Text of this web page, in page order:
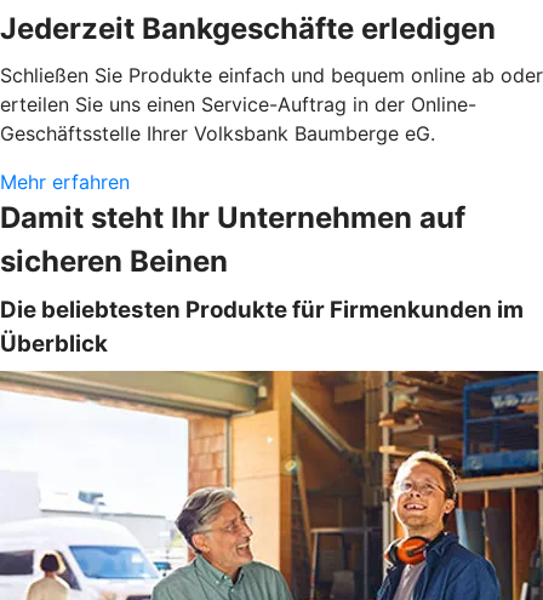
Jederzeit Bankgeschäfte erledigen
Schließen Sie Produkte einfach und bequem online ab oder
erteilen Sie uns einen Service-Auftrag in der Online-
Geschäftsstelle Ihrer Volksbank Baumberge eG.
Mehr erfahren
Damit steht Ihr Unternehmen auf
sicheren Beinen
Die beliebtesten Produkte für Firmenkunden im
Überblick